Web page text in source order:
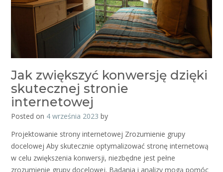
Jak zwiększyć konwersję dzięki
skutecznej stronie
internetowej
Posted on 4 września 2023 by
Projektowanie strony internetowej Zrozumienie grupy
docelowej Aby skutecznie optymalizować stronę internetową
w celu zwiększenia konwersji, niezbędne jest pełne
zrozumienie grupy docelowej. Badania i analizy mogą pomóc